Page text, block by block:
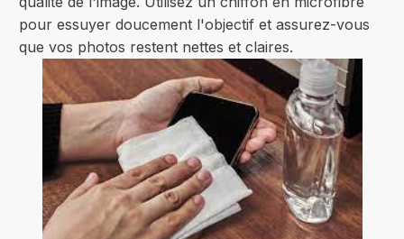
pour essuyer doucement l'objectif et assurez-vous
que vos photos restent nettes et claires.